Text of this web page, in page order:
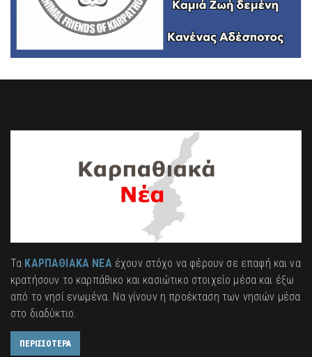
Τα ΚΑΡΠΑΘΙΑΚΑ ΝΕΑέχουν στόχο να φέρουν σε επαφή και να
κρατήσουν το καρπάθικο και κασιώτικο στοιχείο μέσα και έξω
από το νησί ενωμένα. Να γίνουν η προέκταση των νησιών μέσα
στο διαδύκτιο.
ΠΕΡΙΣΣΟΤΕΡΑ